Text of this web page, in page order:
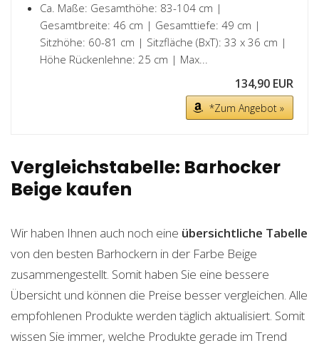
Ca. Maße: Gesamthöhe: 83-104 cm |
Gesamtbreite: 46 cm | Gesamttiefe: 49 cm |
Sitzhöhe: 60-81 cm | Sitzfläche (BxT): 33 x 36 cm |
Höhe Rückenlehne: 25 cm | Max...
134,90 EUR
*Zum Angebot »
Vergleichstabelle: Barhocker
Beige kaufen
Wir haben Ihnen auch noch eine übersichtliche Tabelle
von den besten Barhockern in der Farbe Beige
zusammengestellt. Somit haben Sie eine bessere
Übersicht und können die Preise besser vergleichen. Alle
empfohlenen Produkte werden täglich aktualisiert. Somit
wissen Sie immer, welche Produkte gerade im Trend